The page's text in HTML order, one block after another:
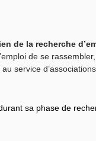
de la recherche
de se
service
sa phase de